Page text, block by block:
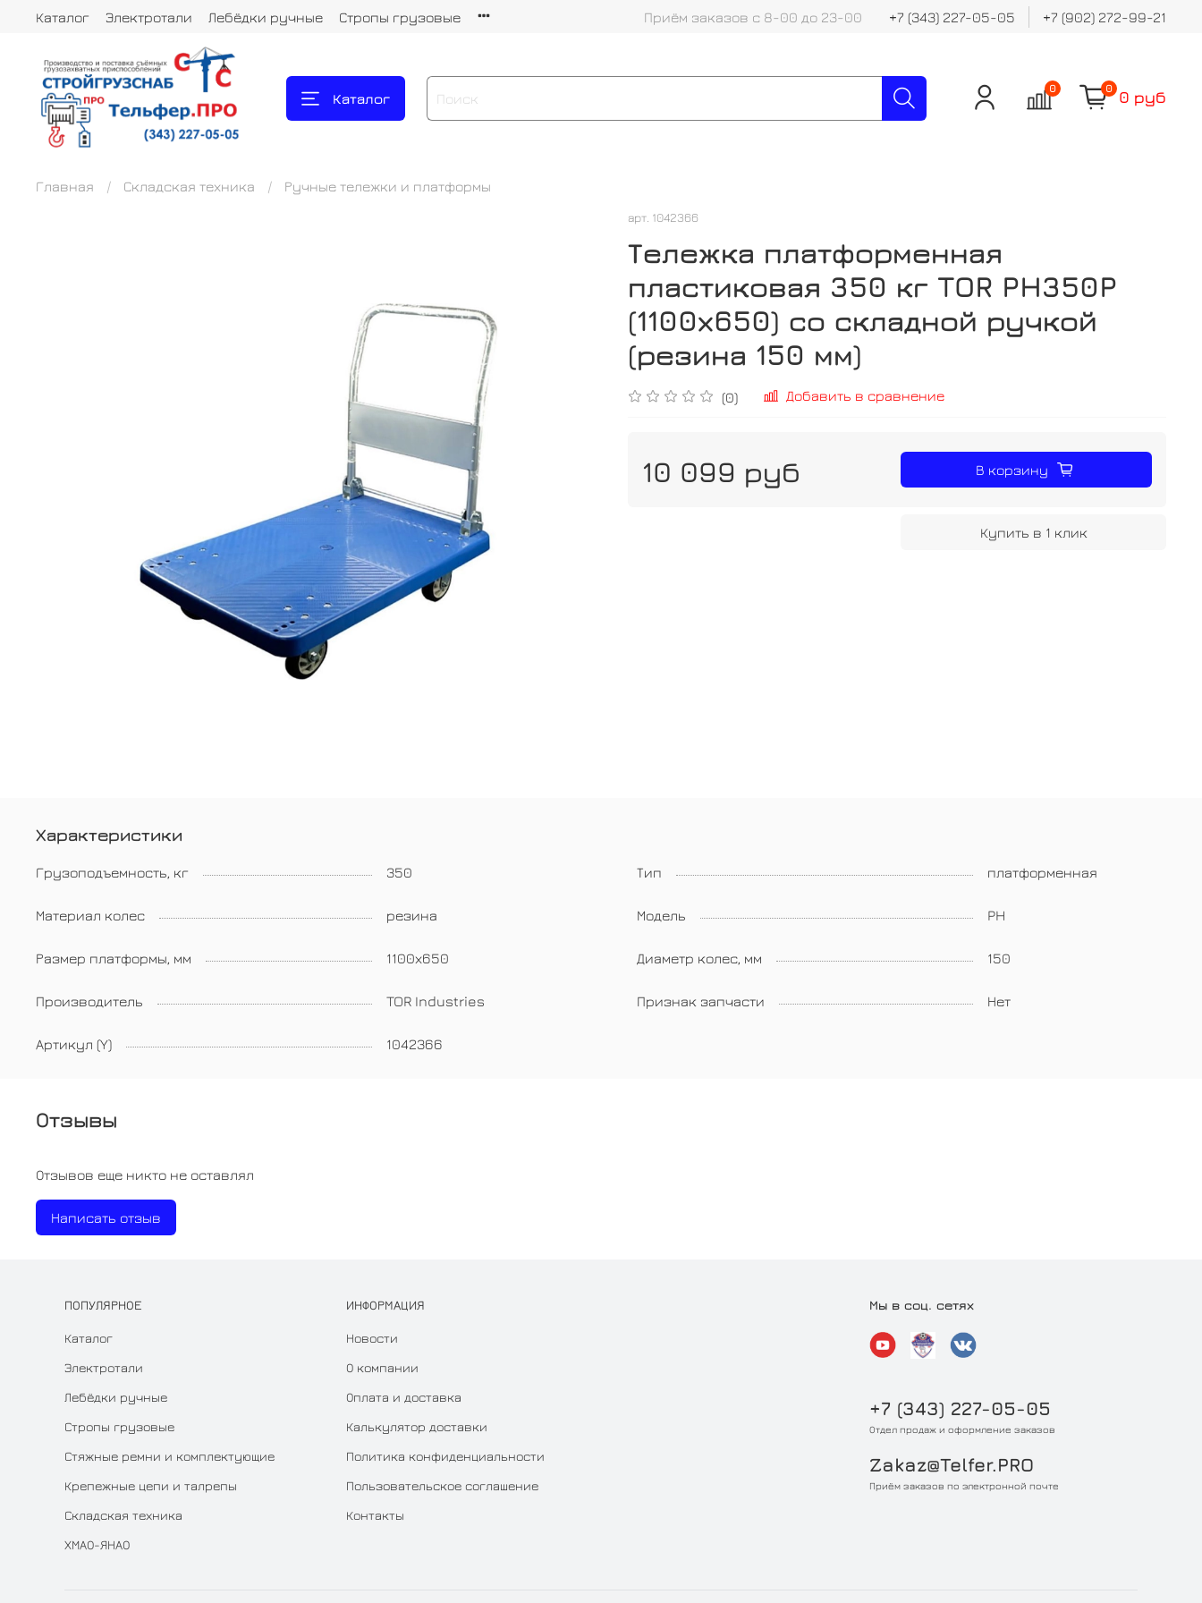
Каталог Электротали Лебёдки ручные Стропы грузовые Приём заказов с 8-00 до 23-00 +7 (343) 227-05-05 +7 (902) 272-99-21
Каталог
0 0 0 руб
Главная Складская техника Ручные тележки и платформы
арт. 1042366
Тележка платформенная
пластиковая 350 кг TOR PH350P
(1100х650) со складной ручкой
(резина 150 мм)
(0) Добавить в сравнение
10 099 руб В корзину
Купить в 1 клик
Характеристики
Грузоподъемность, кг 350 Тип платформенная
Материал колес резина Модель PH
Размер платформы, мм 1100х650 Диаметр колес, мм 150
Производитель TOR Industries Признак запчасти Нет
Артикул (Y) 1042366
Отзывы
Отзывов еще никто не оставлял
Написать отзыв
ПОПУЛЯРНОЕ
Каталог
Электротали
Лебёдки ручные
Стропы грузовые
Стяжные ремни и комплектующие
Крепежные цепи и талрепы
Складская техника
ХМАО-ЯНАО
ИНФОРМАЦИЯ
Новости
О компании
Оплата и доставка
Калькулятор доставки
Политика конфиденциальности
Пользовательское соглашение
Контакты
Мы в соц. сетях
+7 (343) 227-05-05
Отдел продаж и оформление заказов
Zakaz@Telfer.PRO
Приём заказов по электронной почте